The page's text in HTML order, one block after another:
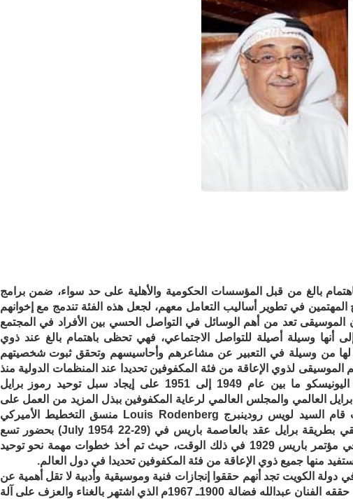
بالغ من قبل المؤسسات الحكومية والأهلية على حد سواء، ضمن برامج
في تطوير أساليب التعامل معهم، لجعل هذه الفئة تندمج مع إخوانهم
تعد من أهم الوسائل في التواصل الحسي بين الأفراد في المجتمع
أنها وسيلة أصيلة للتواصل الاجتماعي، فهي تحظى باهتمام بالغ عند ذوي
لها من وسيلة في التعبير عن مشاعرهم وأحاسيسهم وتحقق ثبوت شخصيتهم
الموسيقى لذوي الإعاقة من فئة المكفوفين تحديدا عند المنظمات الدولية منذ
بداية القرن الماضي، فقد حرصت منظمة اليونيسكو ما بين عام 1949 إلى 1951 على إيجاد سبل توحيد رموز برايل
العالمي والمجلس العالمي لرعاية المكفوفين ببذل المزيد من العمل على
توحيد رموز الموسيقى بطريقة برايل، حيث قام السيد لويس رودينبرج Louis Rodenberg منسق التخطيط الأميركي
بالتنسيق لعمل مؤتمر حول التدوين الموسيقي بطريقة برايل عقد بالعاصمة باريس في (29-22 July 1954) بحضور تسع
عشر دولة من ضمنها الدول التي شاركت في مؤتمر باريس 1929 في ذلك الوقت، حيث تم أخذ خطوات مهمة نحو توحيد
منها جميع ذوي الإعاقة من فئة المكفوفين تحديدا في دول العالم.
دولة الكويت تجد أنهم حققوا إنجازات فنية وموسيقية وأدبية لا تقل أهمية عن
أي فرد سوي في هذا المجتمع، وخير مثال ما حققه الفنان عبدالله فضالة 1900ـ 1967م الذي اشتهر بالغناء والعزف على آلة